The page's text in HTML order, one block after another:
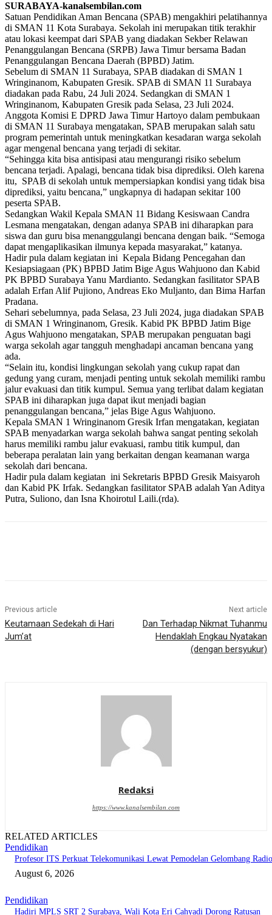
SURABAYA-kanalsembilan.com
Satuan Pendidikan Aman Bencana (SPAB) mengakhiri pelatihannya
di SMAN 11 Kota Surabaya. Sekolah ini merupakan titik terakhir
atau lokasi keempat dari SPAB yang diadakan Sekber Relawan
Penanggulangan Bencana (SRPB) Jawa Timur bersama Badan
Penanggulangan Bencana Daerah (BPBD) Jatim.
Sebelum di SMAN 11 Surabaya, SPAB diadakan di SMAN 1
Wringinanom, Kabupaten Gresik. SPAB di SMAN 11 Surabaya
diadakan pada Rabu, 24 Juli 2024. Sedangkan di SMAN 1
Wringinanom, Kabupaten Gresik pada Selasa, 23 Juli 2024.
Anggota Komisi E DPRD Jawa Timur Hartoyo dalam pembukaan
di SMAN 11 Surabaya mengatakan, SPAB merupakan salah satu
program pemerintah untuk meningkatkan kesadaran warga sekolah
agar mengenal bencana yang terjadi di sekitar.
“Sehingga kita bisa antisipasi atau mengurangi risiko sebelum
bencana terjadi. Apalagi, bencana tidak bisa diprediksi. Oleh karena
itu, SPAB di sekolah untuk mempersiapkan kondisi yang tidak bisa
diprediksi, yaitu bencana,” ungkapnya di hadapan sekitar 100
peserta SPAB.
Sedangkan Wakil Kepala SMAN 11 Bidang Kesiswaan Candra
Lesmana mengatakan, dengan adanya SPAB ini diharapkan para
siswa dan guru bisa menanggulangi bencana dengan baik. “Semoga
dapat mengaplikasikan ilmunya kepada masyarakat,” katanya.
Hadir pula dalam kegiatan ini Kepala Bidang Pencegahan dan
Kesiapsiagaan (PK) BPBD Jatim Bige Agus Wahjuono dan Kabid
PK BPBD Surabaya Yanu Mardianto. Sedangkan fasilitator SPAB
adalah Erfan Alif Pujiono, Andreas Eko Muljanto, dan Bima Harfan
Pradana.
Sehari sebelumnya, pada Selasa, 23 Juli 2024, juga diadakan SPAB
di SMAN 1 Wringinanom, Gresik. Kabid PK BPBD Jatim Bige
Agus Wahjuono mengatakan, SPAB merupakan penguatan bagi
warga sekolah agar tangguh menghadapi ancaman bencana yang
ada.
“Selain itu, kondisi lingkungan sekolah yang cukup rapat dan
gedung yang curam, menjadi penting untuk sekolah memiliki rambu
jalur evakuasi dan titik kumpul. Semua yang terlibat dalam kegiatan
SPAB ini diharapkan juga dapat ikut menjadi bagian
penanggulangan bencana,” jelas Bige Agus Wahjuono.
Kepala SMAN 1 Wringinanom Gresik Irfan mengatakan, kegiatan
SPAB menyadarkan warga sekolah bahwa sangat penting sekolah
harus memiliki rambu jalur evakuasi, rambu titik kumpul, dan
beberapa peralatan lain yang berkaitan dengan keamanan warga
sekolah dari bencana.
Hadir pula dalam kegiatan ini Sekretaris BPBD Gresik Maisyaroh
dan Kabid PK Irfak. Sedangkan fasilitator SPAB adalah Yan Aditya
Putra, Suliono, dan Isna Khoirotul Laili.(rda).
Previous article
Keutamaan Sedekah di Hari
Jum’at
Next article
Dan Terhadap Nikmat Tuhanmu
Hendaklah Engkau Nyatakan
(dengan bersyukur)
Redaksi
https://www.kanalsembilan.com
RELATED ARTICLES
Pendidikan
Profesor ITS Perkuat Telekomunikasi Lewat Pemodelan Gelombang Radio
August 6, 2026
Pendidikan
Hadiri MPLS SRT 2 Surabaya, Wali Kota Eri Cahyadi Dorong Ratusan